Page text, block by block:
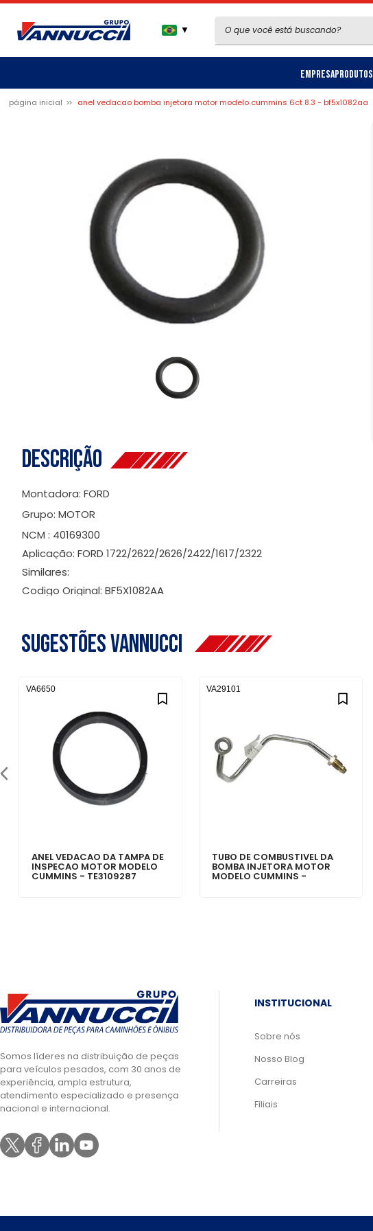
▼
EmpresaProdutos
página inicial anel vedacao bomba injetora motor modelo cummins 6ct 8.3 - bf5x1082aa
Descrição
Montadora: FORD
Grupo: MOTOR
NCM : 40169300
Aplicação: FORD 1722/2622/2626/2422/1617/2322
Similares:
Codigo Original: BF5X1082AA
Sugestões Vannucci
ANEL VEDACAO DA TAMPA DE
INSPECAO MOTOR MODELO
CUMMINS - TE3109287
VA6650
TUBO DE COMBUSTIVEL DA
BOMBA INJETORA MOTOR
MODELO CUMMINS -
VA29101
Somos líderes na distribuição de peças
para veículos pesados, com 30 anos de
experiência, ampla estrutura,
atendimento especializado e presença
nacional e internacional.
INSTITUCIONAL
Sobre nós
Nosso Blog
Carreiras
Filiais